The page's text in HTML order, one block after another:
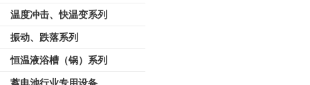
温度冲击、快温变系列
振动、跌落系列
恒温液浴槽（锅）系列